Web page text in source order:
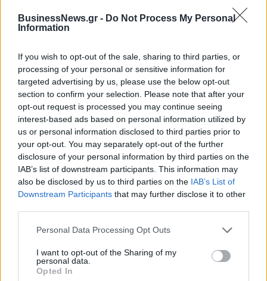
BusinessNews.gr - Do Not Process My Personal
Information
If you wish to opt-out of the sale, sharing to third parties, or
processing of your personal or sensitive information for
targeted advertising by us, please use the below opt-out
section to confirm your selection. Please note that after your
opt-out request is processed you may continue seeing
interest-based ads based on personal information utilized by
us or personal information disclosed to third parties prior to
your opt-out. You may separately opt-out of the further
disclosure of your personal information by third parties on the
IAB’s list of downstream participants. This information may
also be disclosed by us to third parties on the IAB’s List of
Downstream Participants that may further disclose it to other
Personal Data Processing Opt Outs
I want to opt-out of the Sharing of my
personal data.
Opted In
Χρ. Δήμας: Στο Εθνικό Πρόγραμμα Ανάπτυξης η
06/08/2026 - 10:23
Υπ. Παιδείας: 168 αιτήσεις από 23 χώρες για το νέο
αγγλόφωνο πρόγραμμα Ιατρικής του Πανεπιστημίου
Πατρών
06/08/2026 - 10:08 ΕΛΛΑΔΑ
Συνάντηση συνεργασίας Ε.Β.Ε.Π. με τον υπουργό
Ανάπτυξης ενόψει ΔΕΘ
06/08/2026 - 09:52 ΟΙΚΟΝΟΜΙΑ
Ο Demis Hassabis αναλαμβάνει Πρόεδρος της
Google DeepMind και Chief Scientist της Alphabet
06/08/2026 - 09:32 ΠΡΟΣΩΠΑ
FIFA: Η «συγνώμη» προς τις 211 ομοσπονδίες-μέλη
και η στήριξη του συμβουλίου σε Ινφαντίνο